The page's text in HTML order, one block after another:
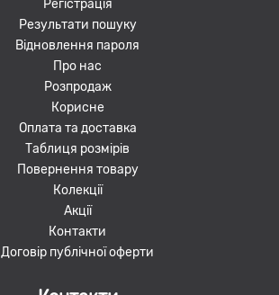
Регістрація
Результати пошуку
Відновлення пароля
Про нас
Розпродаж
Корисне
Оплата та доставка
Таблиця розмірів
Повернення товару
Колекції
Акції
Контакти
Договір публічної оферти